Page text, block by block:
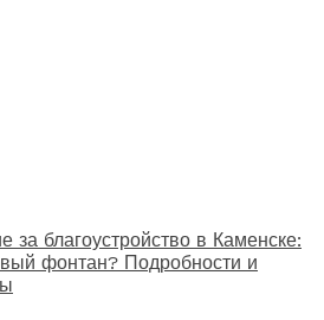
за благоустройство в Каменске:
фонтан? Подробности и